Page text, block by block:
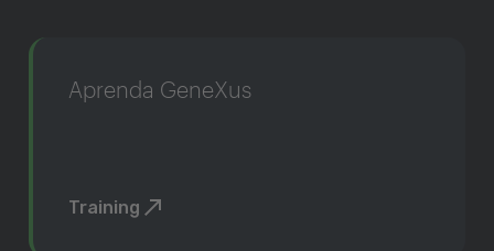
Aprenda GeneXus
Training